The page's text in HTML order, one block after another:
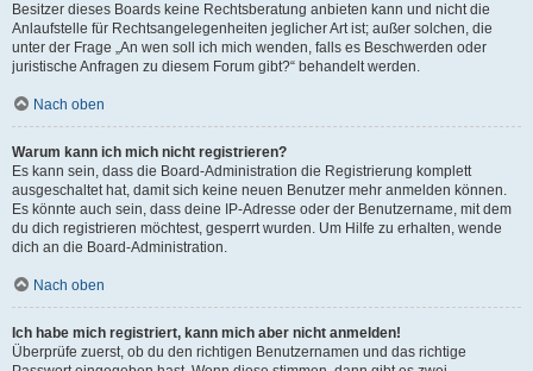
Besitzer dieses Boards keine Rechtsberatung anbieten kann und nicht die
Anlaufstelle für Rechtsangelegenheiten jeglicher Art ist; außer solchen, die
unter der Frage „An wen soll ich mich wenden, falls es Beschwerden oder
juristische Anfragen zu diesem Forum gibt?“ behandelt werden.
Nach oben
Warum kann ich mich nicht registrieren?
Es kann sein, dass die Board-Administration die Registrierung komplett
ausgeschaltet hat, damit sich keine neuen Benutzer mehr anmelden können.
Es könnte auch sein, dass deine IP-Adresse oder der Benutzername, mit dem
du dich registrieren möchtest, gesperrt wurden. Um Hilfe zu erhalten, wende
dich an die Board-Administration.
Nach oben
Ich habe mich registriert, kann mich aber nicht anmelden!
Überprüfe zuerst, ob du den richtigen Benutzernamen und das richtige